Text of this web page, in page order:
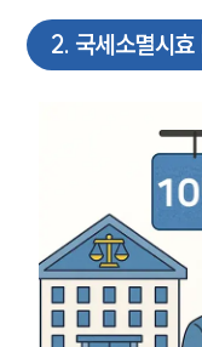
2. 국세소멸시